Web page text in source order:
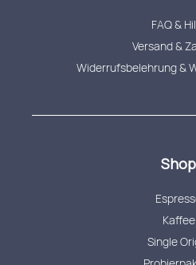
FAQ &
Versand &
Widerrufsbelehrung &
Shop
Kaffee
Single